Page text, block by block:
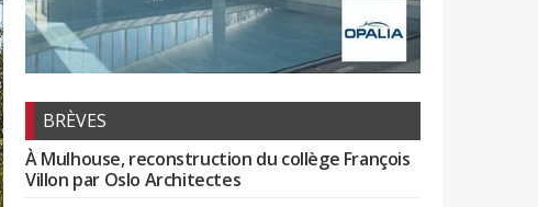
BRÈVES
À Mulhouse, reconstruction du collège François
Villon par Oslo Architectes